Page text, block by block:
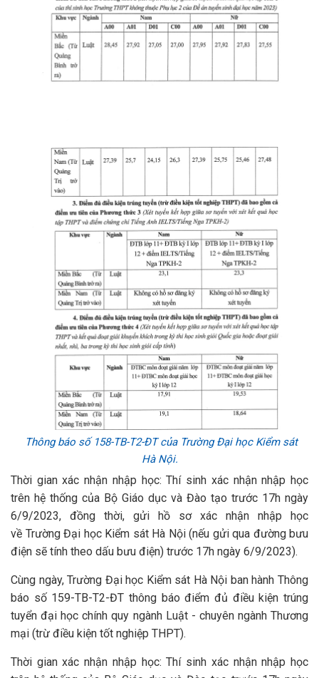
Thông báo số 158-TB-T2-ĐT của Trường Đại học Kiểm sát
Hà Nội.
Thời gian xác nhận nhập học: Thí sinh xác nhận nhập học
trên hệ thống của Bộ Giáo dục và Đào tạo trước 17h ngày
6/9/2023, đồng thời, gửi hồ sơ xác nhận nhập học
về Trường Đại học Kiểm sát Hà Nội (nếu gửi qua đường bưu
điện sẽ tính theo dấu bưu điện) trước 17h ngày 6/9/2023).
Cùng ngày, Trường Đại học Kiểm sát Hà Nội ban hành Thông
báo số 159-TB-T2-ĐT thông báo điểm đủ điều kiện trúng
tuyển đại học chính quy ngành Luật - chuyên ngành Thương
mại (trừ điều kiện tốt nghiệp THPT).
Thời gian xác nhận nhập học: Thí sinh xác nhận nhập học